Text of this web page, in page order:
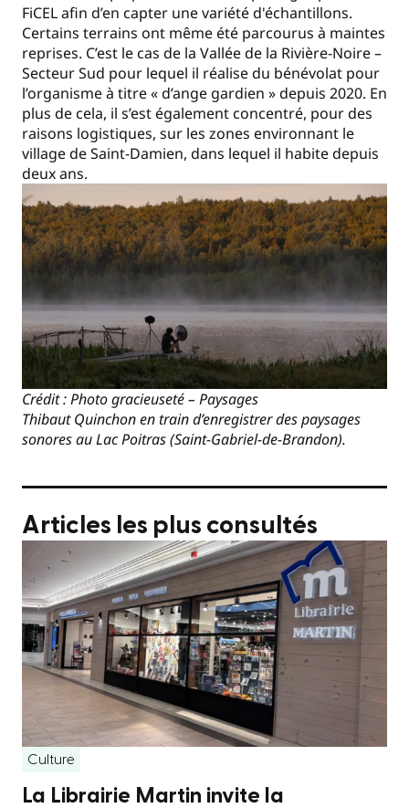
FiCEL afin d’en capter une variété d'échantillons.
Certains terrains ont même été parcourus à maintes
reprises. C’est le cas de la Vallée de la Rivière-Noire –
Secteur Sud pour lequel il réalise du bénévolat pour
l’organisme à titre « d’ange gardien » depuis 2020. En
plus de cela, il s’est également concentré, pour des
raisons logistiques, sur les zones environnant le
village de Saint-Damien, dans lequel il habite depuis
deux ans.
Crédit : Photo gracieuseté – Paysages
Thibaut Quinchon en train d’enregistrer des paysages
sonores au Lac Poitras (Saint-Gabriel-de-Brandon).
Articles les plus consultés
Culture
La Librairie Martin invite la